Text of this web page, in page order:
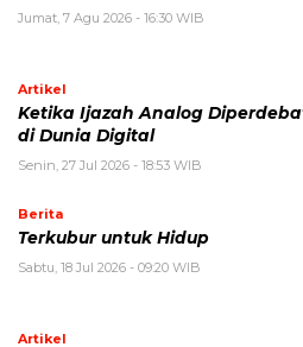
Jumat, 7 Agu 2026 - 16:30 WIB
Artikel
Ketika Ijazah Analog
di Dunia Digital
Senin, 27 Jul 2026 - 18:53 WIB
Berita
Terkubur untuk Hidup
Sabtu, 18 Jul 2026 - 09:20 WIB
Artikel